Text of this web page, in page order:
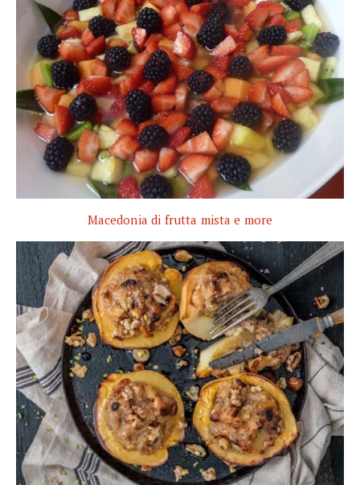
Macedonia di frutta mista e more